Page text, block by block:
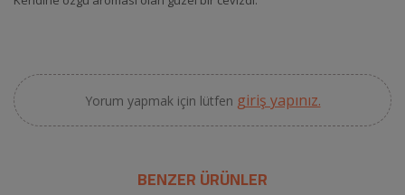
Yorum yapmak için lütfen giriş yapınız.
BENZER ÜRÜNLER